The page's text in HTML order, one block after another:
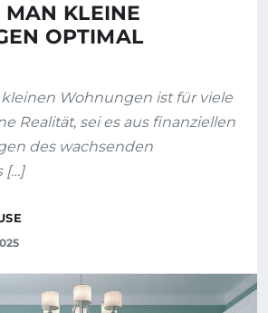
KLEINE
OPTIMAL
kleinen Wohnungen ist für viele
Realität, sei es aus finanziellen
des wachsenden
[…]